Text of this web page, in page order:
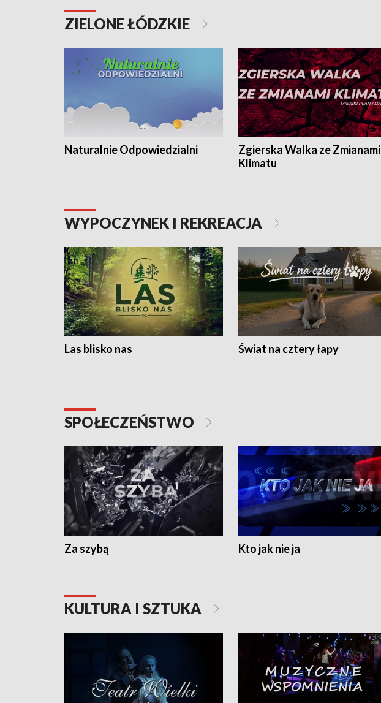
ZIELONE ŁÓDZKIE
Naturalnie Odpowiedzialni
Zgierska Walka ze Zmianami
Klimatu
WYPOCZYNEK I REKREACJA
Las blisko nas Świat na cztery łapy
SPOŁECZEŃSTWO
Za szybą Kto jak nie ja
KULTURA I SZTUKA